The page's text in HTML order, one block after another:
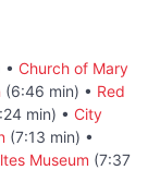
• Church of Mary
(6:46 min) • Red
min) • City
(7:13 min) •
Museum (7:37